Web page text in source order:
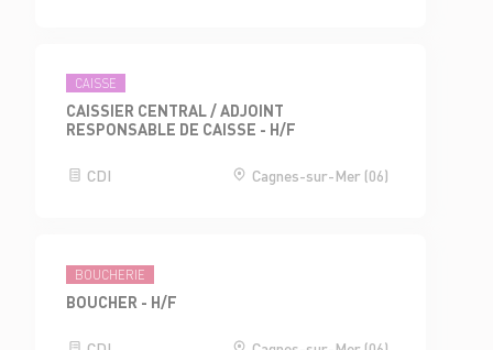
CAISSE
CAISSIER CENTRAL / ADJOINT
RESPONSABLE DE CAISSE - H/F
CDI Cagnes-sur-Mer (06)
BOUCHERIE
BOUCHER - H/F